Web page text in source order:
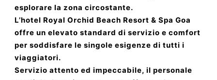
esplorare la zona circostante.
L’hotel Royal Orchid Beach Resort & Spa Goa
offre un elevato standard di servizio e comfort
per soddisfare le singole esigenze di tutti i
viaggiatori.
Servizio attento ed impeccabile, il personale